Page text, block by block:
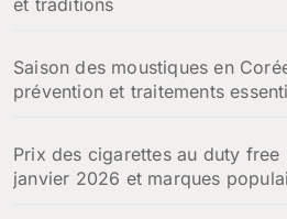
ret traditions
Saison des moustiques en
prévention et traitements
Prix des cigarettes au duty free
janvier 2026 et marques